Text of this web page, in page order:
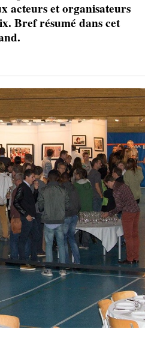
:
acteurs et organisateurs
Bref résumé dans cet